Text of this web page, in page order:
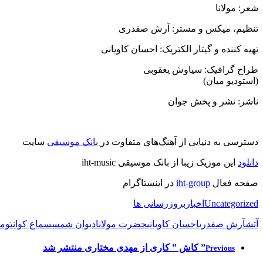
شعر: مولانا
تنظیم، میکس و مستر: آرش صفدری
تهیه کننده و گیتار الکتریک: احسان کاویانی
طراح گرافیک: سیاوش یعقوبی
(استودیو میان)
ناشر: نشر و پخش جوان
دسترسی به دنیایی از آهنگ‌های متفاوت در بانک موسیقی سایت
دانلود این موزیک زیبا از بانک موسیقی iht-music
صفحه فعال iht-group در اینستاگرام
Uncategorized اخبار بروزرسانی ها
آتشآرش صفدریاحسان کاویانیحضرت مولانادیوان شمسسماع
Previous” کاش ” کاری از مهدی مختاری منتشر شد